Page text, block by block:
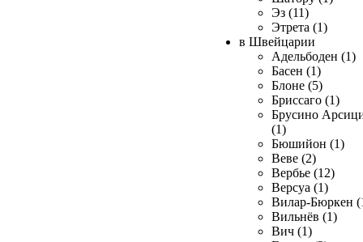
Эз (11)
Этрета (1)
в Швейцарии
Адельбоден (1)
Басен (1)
Блоне (5)
Бриссаго (1)
Брусино
(1)
Бюшийон (1)
Веве (2)
Вербье (12)
Версуа (1)
Вилар-Бюркен
Вильнёв (1)
Вич (1)